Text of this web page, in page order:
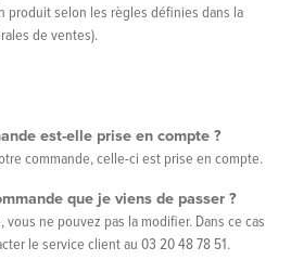
produit selon les règles définies dans la
de ventes).
est-elle prise en compte ?
commande, celle-ci est prise en compte.
que je viens de passer ?
ne pouvez pas la modifier. Dans ce cas
le service client au 03 20 48 78 51.